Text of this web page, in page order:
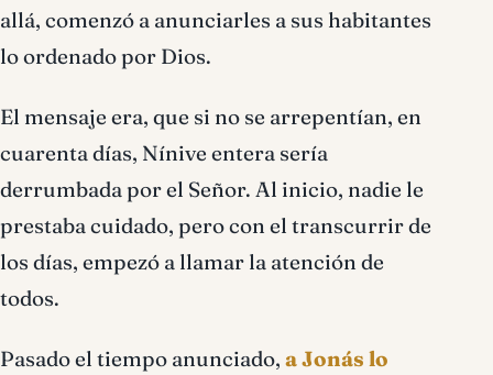
allá, comenzó a anunciarles a sus habitantes
lo ordenado por Dios.
El mensaje era, que si no se arrepentían, en
cuarenta días, Nínive entera sería
derrumbada por el Señor. Al inicio, nadie le
prestaba cuidado, pero con el transcurrir de
los días, empezó a llamar la atención de
todos.
Pasado el tiempo anunciado, a Jonás lo